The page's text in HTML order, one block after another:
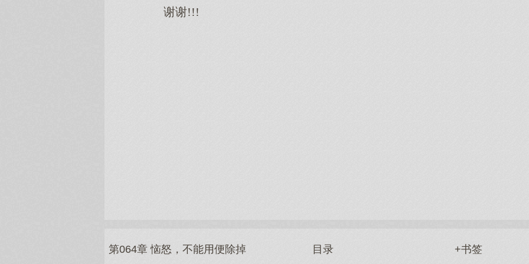
谢谢!!!
第064章 恼怒，不能用便除掉 目录 +书签